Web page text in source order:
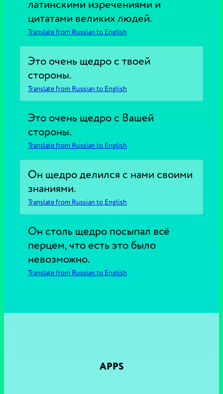
латинскими изречениями и
цитатами великих людей.
Translate from Russian to English
Это очень щедро с твоей
стороны.
Translate from Russian to English
Это очень щедро с Вашей
стороны.
Translate from Russian to English
Он щедро делился с нами своими
знаниями.
Translate from Russian to English
Он столь щедро посыпал всё
перцем, что есть это было
невозможно.
Translate from Russian to English
APPS